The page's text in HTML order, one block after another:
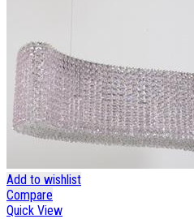
Add to wishlist
Compare
Quick View